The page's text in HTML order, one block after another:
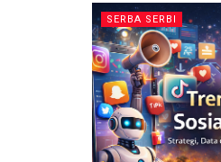
SERBA SERBI